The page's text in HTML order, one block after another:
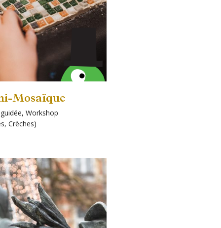
Mosaïque
, Workshop
, Crèches)